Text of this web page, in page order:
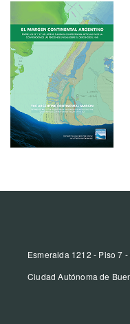
Esmeralda 1212 - Piso 7
Ciudad Autónoma de